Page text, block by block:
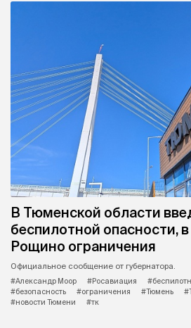
В Тюменской области
беспилотной опасности,
Рощино ограничения
Официальное сообщение от губернатора.
#Александр Моор
#Росавиация
#безопасность
#ограничения #Тюмень
#новости Тюмени
#тк